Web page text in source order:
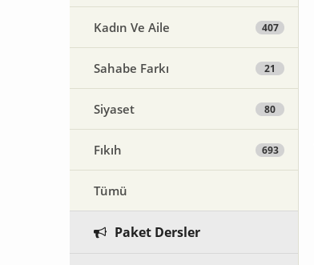
Kadın Ve Aile 407
Sahabe Farkı 21
Siyaset 80
Fıkıh 693
Tümü
Paket Dersler